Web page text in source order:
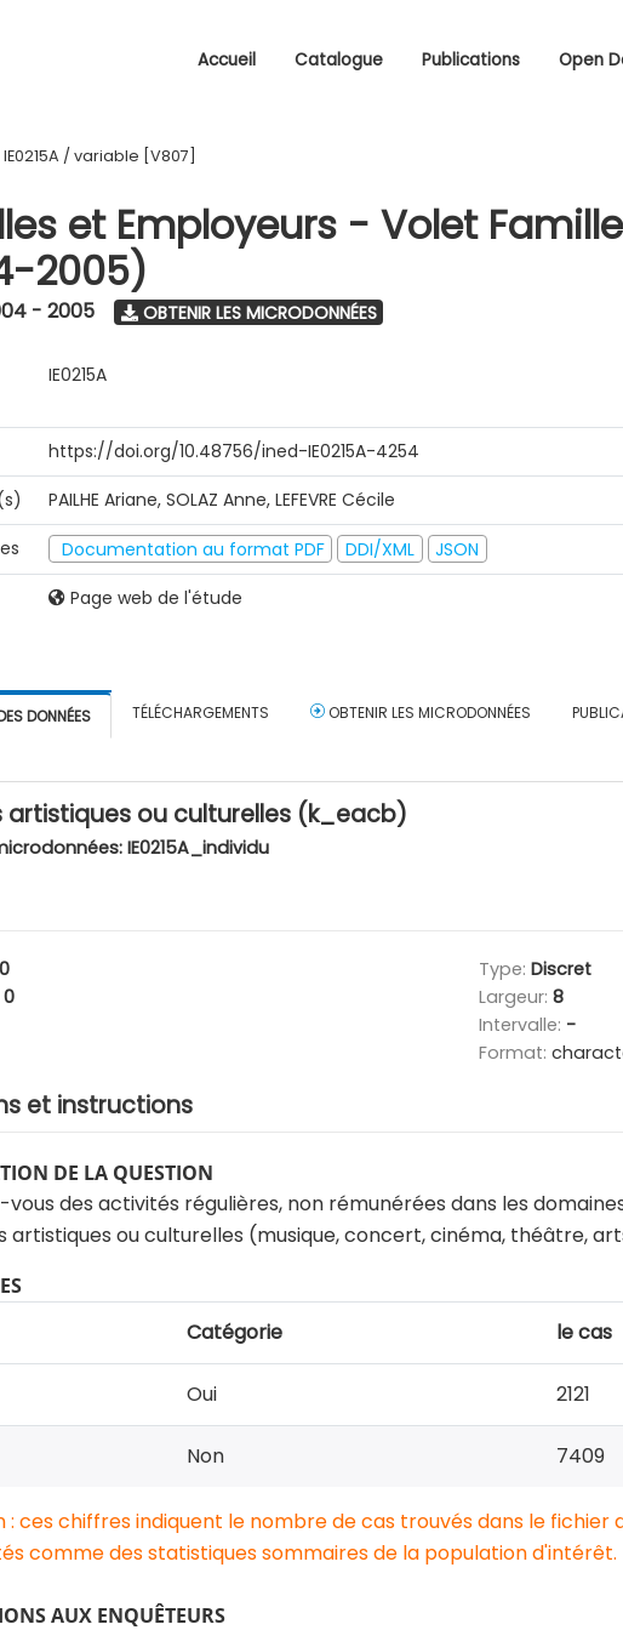
Accueil Catalogue Publications Open
IE0215A / variable [V807]
et Employeurs - Volet
2005)
- 2005 OBTENIR LES MICRODONNÉES
IE0215A
https://doi.org/10.48756/ined-IE0215A-4254
PAILHE Ariane, SOLAZ Anne, LEFEVRE Cécile
Documentation au format PDF DDI/XML
JSON
Page web de l'étude
DONNÉES TÉLÉCHARGEMENTS OBTENIR LES MICRODONNÉES
artistiques ou culturelles (k_eacb)
IE0215A_individu
0
Type: Discret
Largeur: 8
Intervalle: -
Format:
et instructions
DE LA QUESTION
vous des activités régulières, non rémunérées dans les
artistiques ou culturelles (musique, concert, cinéma, théâtre,
Catégorie le cas
Oui 2121
Non 7409
ces chiffres indiquent le nombre de cas trouvés dans le fichier
comme des statistiques sommaires de la population d'intérêt.
AUX ENQUÊTEURS